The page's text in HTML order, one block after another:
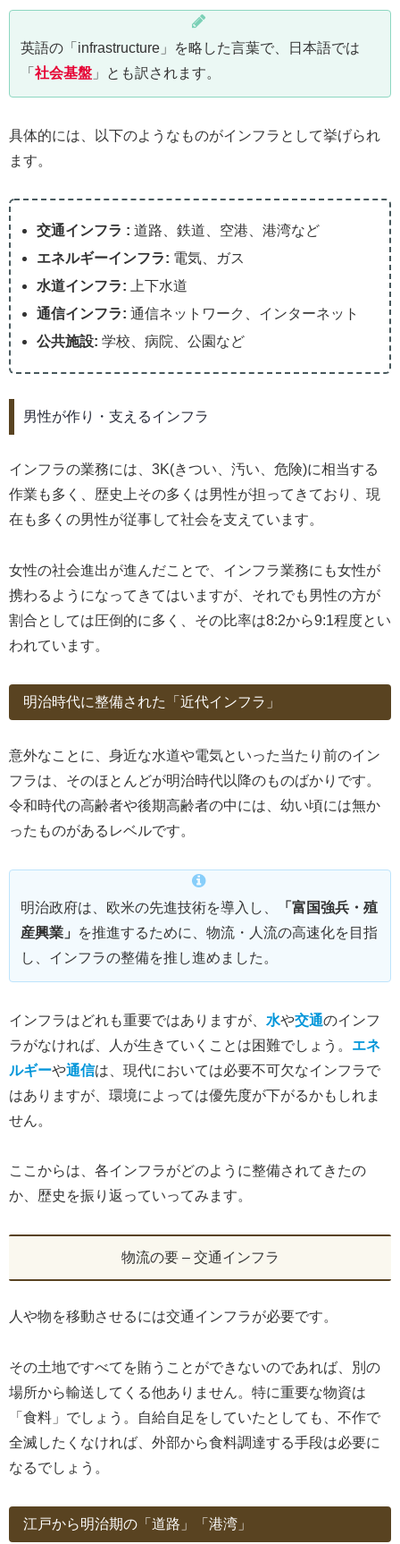
英語の「infrastructure」を略した言葉で、日本語では
「 社会基盤 」とも訳されます。
具体的には、以下のようなものがインフラとして挙げられ
ます。
交通インフラ :道路、鉄道、空港、港湾など
エネルギーインフラ: 電気、ガス
水道インフラ: 上下水道
通信インフラ: 通信ネットワーク、インターネット
公共施設: 学校、病院、公園など
男性が作り・支えるインフラ
インフラの業務には、3K(きつい、汚い、危険)に相当する
作業も多く、歴史上その多くは男性が担ってきており、現
在も多くの男性が従事して社会を支えています。
女性の社会進出が進んだことで、インフラ業務にも女性が
携わるようになってきてはいますが、それでも男性の方が
割合としては圧倒的に多く、その比率は8:2から9:1程度とい
われています。
明治時代に整備された「近代インフラ」
意外なことに、身近な水道や電気といった当たり前のイン
フラは、そのほとんどが明治時代以降のものばかりです。
令和時代の高齢者や後期高齢者の中には、幼い頃には無か
ったものがあるレベルです。
明治政府は、欧米の先進技術を導入し、
「富国強兵・殖
産興業」
を推進するために、物流・人流の高速化を目指
し、インフラの整備を推し進めました。
インフラはどれも重要ではありますが、 水や交通のインフ
ラがなければ、人が生きていくことは困難でしょう。 エネ
ルギーや通信は、現代においては必要不可欠なインフラで
はありますが、環境によっては優先度が下がるかもしれま
せん。
ここからは、各インフラがどのように整備されてきたの
か、歴史を振り返っていってみます。
物流の要 – 交通インフラ
人や物を移動させるには交通インフラが必要です。
その土地ですべてを賄うことができないのであれば、別の
場所から輸送してくる他ありません。特に重要な物資は
「食料」でしょう。自給自足をしていたとしても、不作で
全滅したくなければ、外部から食料調達する手段は必要に
なるでしょう。
江戸から明治期の「道路」「港湾」